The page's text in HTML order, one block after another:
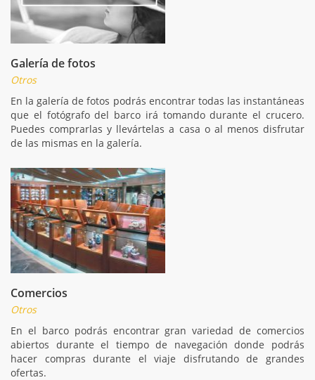
Galería de fotos
Otros
En la galería de fotos podrás encontrar todas las instantáneas
que el fotógrafo del barco irá tomando durante el crucero.
Puedes comprarlas y llevártelas a casa o al menos disfrutar
de las mismas en la galería.
Comercios
Otros
En el barco podrás encontrar gran variedad de comercios
abiertos durante el tiempo de navegación donde podrás
hacer compras durante el viaje disfrutando de grandes
ofertas.